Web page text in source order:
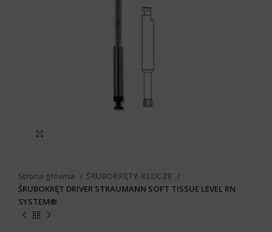
Strona główna
ŚRUBOKRĘTY-KLUCZE
ŚRUBOKRĘT DRIVER STRAUMANN SOFT TISSUE LEVEL RN
SYSTEM®️